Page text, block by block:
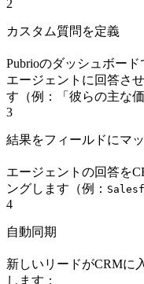
2
カスタム質問を定義
Pubrioのダッシュボー
エージェントに回答さ
す（例：「彼らの主な
3
結果をフィールドにマ
エージェントの回答を
ングします（例：
4
自動同期
新しいリードがCRMに
します：